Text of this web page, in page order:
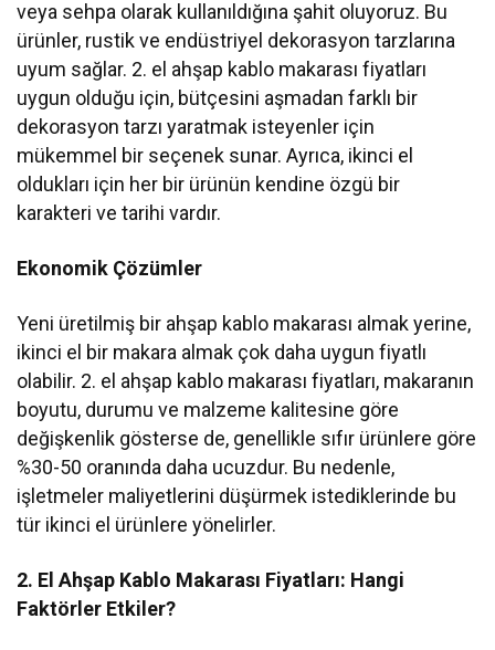
veya sehpa olarak kullanıldığına şahit oluyoruz. Bu
ürünler, rustik ve endüstriyel dekorasyon tarzlarına
uyum sağlar. 2. el ahşap kablo makarası fiyatları
uygun olduğu için, bütçesini aşmadan farklı bir
dekorasyon tarzı yaratmak isteyenler için
mükemmel bir seçenek sunar. Ayrıca, ikinci el
oldukları için her bir ürünün kendine özgü bir
karakteri ve tarihi vardır.
Ekonomik Çözümler
Yeni üretilmiş bir ahşap kablo makarası almak yerine,
ikinci el bir makara almak çok daha uygun fiyatlı
olabilir. 2. el ahşap kablo makarası fiyatları, makaranın
boyutu, durumu ve malzeme kalitesine göre
değişkenlik gösterse de, genellikle sıfır ürünlere göre
%30-50 oranında daha ucuzdur. Bu nedenle,
işletmeler maliyetlerini düşürmek istediklerinde bu
tür ikinci el ürünlere yönelirler.
2. El Ahşap Kablo Makarası Fiyatları: Hangi
Faktörler Etkiler?